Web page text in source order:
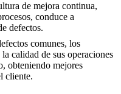
de mejora continua,
conduce a
defectos.
comunes, los
calidad de sus operaciones
obteniendo mejores
cliente.